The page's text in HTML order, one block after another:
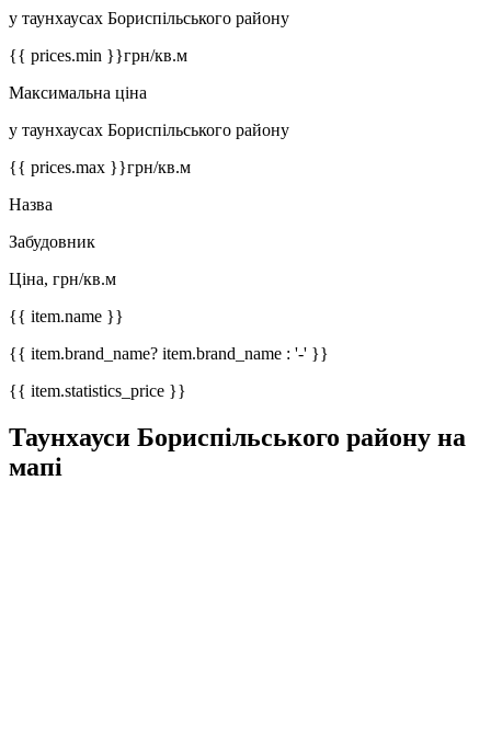
у таунхаусах Бориспільського району
{{ prices.min }}грн/кв.м
Максимальна ціна
у таунхаусах Бориспільського району
{{ prices.max }}грн/кв.м
Назва
Забудовник
Ціна, грн/кв.м
{{ item.name }}
{{ item.brand_name? item.brand_name : '-' }}
{{ item.statistics_price }}
Таунхауси Бориспільського району на
мапі